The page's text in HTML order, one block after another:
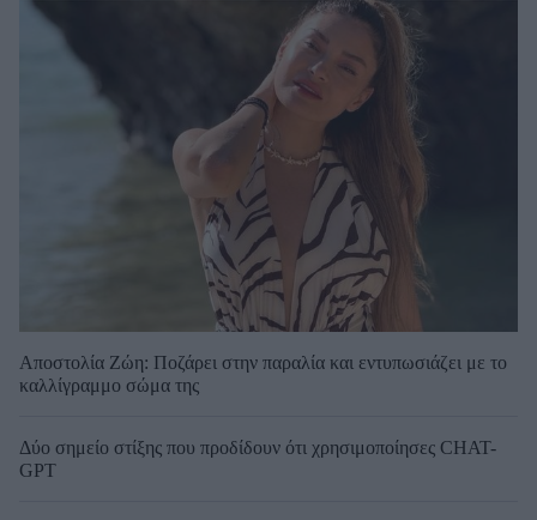
Αποστολία Ζώη: Ποζάρει στην παραλία και εντυπωσιάζει με το
καλλίγραμμο σώμα της
Δύο σημείο στίξης που προδίδουν ότι χρησιμοποίησες CHAT-
GPT